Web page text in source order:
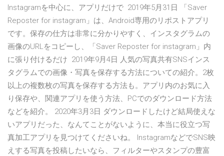
Instagramを中心に、アプリだけで 2019年5月31日 「Saver
Reposter for instagram」は、Android専用のリポストアプリ
です。保存の仕方は非常に分かりやすく、インスタグラムの
画像のURLをコピーし、「Saver Reposter for instagram」内
に張り付けるだけ 2019年9月4日 人気の写真共有SNSインス
タグラムでの画像・写真を保存する方法についての紹介。2枚
以上の複数枚の写真を保存する方法も。アプリ内のお気に入
り保存や、関連アプリを使う方法、PCでのダウンロード方法
などを紹介。 2020年3月3日 ダウンロードしたけど結局使えな
いアプリだった、なんてことがないように、本当に役立つ写
真加工アプリを見つけてくださいね。 InstagramなどでSNS映
えする写真を投稿したいなら、フィルターやスタンプの豊富